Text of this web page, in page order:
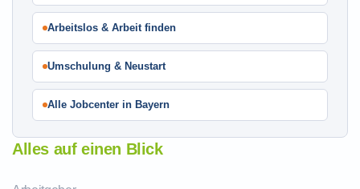
Arbeitslos & Arbeit finden
Umschulung & Neustart
Alle Jobcenter in Bayern
Alles auf einen Blick